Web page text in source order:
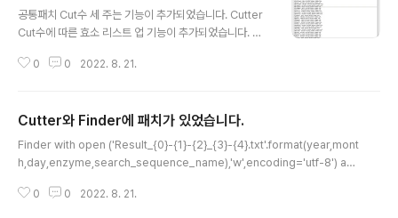
공통패치 Cut수 세 주는 기능이 추가되었습니다. Cutter
Cut수에 따른 효소 리스트 업 기능이 추가되었습니다. 살
었습니다. 그래서 이제 시퀀스 이름도 받습니다. Finder C
략) if res_find in sequence: site_count = 0 while
sequence.find(res_find) != -1: loc = sequence.fi
nd(res_find) site_count += 1 sequence = seque
e..
0 0 2022. 8. 21.
Cutter와 Finder에 패치가 있었습니다.
Finder with open ('Result_{0}-{1}-{2}_{3}-{4}.txt'.format(year,mont
h,day,enzyme,search_sequence_name),'w',encoding='utf-8') as
arch_sequence.replace(res_find,res_site) print(enzyme,",",cut_fe
0 0 2022. 8. 21.